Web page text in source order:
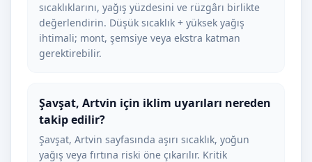
sıcaklıklarını, yağış yüzdesini ve rüzgârı birlikte
değerlendirin. Düşük sıcaklık + yüksek yağış
ihtimali; mont, şemsiye veya ekstra katman
gerektirebilir.
Şavşat, Artvin için iklim uyarıları nereden
takip edilir?
Şavşat, Artvin sayfasında aşırı sıcaklık, yoğun
yağış veya fırtına riski öne çıkarılır. Kritik